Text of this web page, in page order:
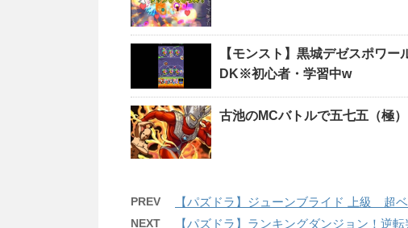
【モンスト】黒城デゼスポワ
DK※初心者・学習中w
古池のMCバトルで五七五（極
PREV 【パズドラ】ジューンブライド 上級 超
NEXT 【パズドラ】ランキングダンジョン！逆